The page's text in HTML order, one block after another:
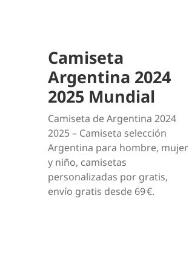
Camiseta
Argentina 2024
2025 Mundial
Camiseta de Argentina 2024
2025 – Camiseta selección
Argentina para hombre, mujer
y niño, camisetas
personalizadas por gratis,
envío gratis desde 69 €.